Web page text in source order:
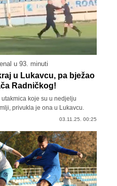
u 93. minuti
u Lukavcu, pa bježao
Radničkog!
koje su u nedjelju
privukla je ona u Lukavcu.
03.11.25. 00:25